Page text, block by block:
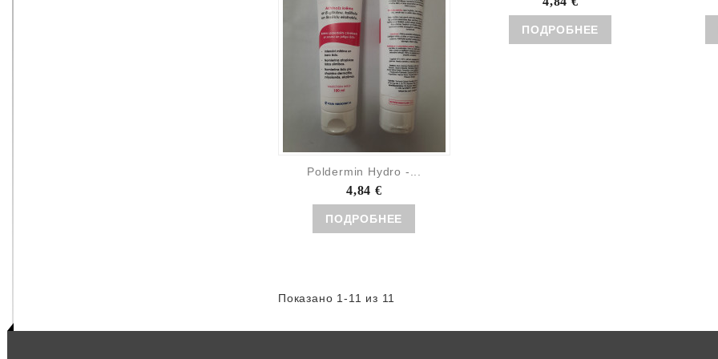
Poldermin Hydro -...
4,84 €
ПОДРОБНЕЕ
ПОДРОБНЕЕ
Показано 1-11 из 11